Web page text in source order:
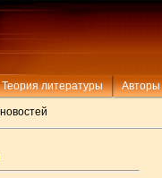
Теория литературы Авторы